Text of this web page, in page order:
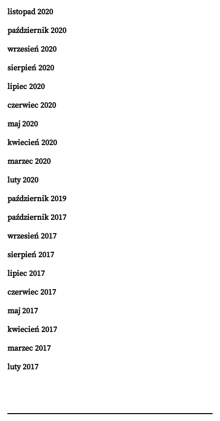
listopad 2020
październik 2020
wrzesień 2020
sierpień 2020
lipiec 2020
czerwiec 2020
maj 2020
kwiecień 2020
marzec 2020
luty 2020
październik 2019
październik 2017
wrzesień 2017
sierpień 2017
lipiec 2017
czerwiec 2017
maj 2017
kwiecień 2017
marzec 2017
luty 2017